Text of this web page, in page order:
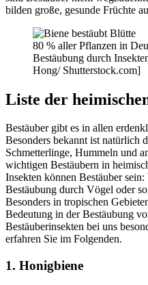
bilden große, gesunde Früchte
80 % aller Pflanzen in
Bestäubung durch
Hong/ Shutterstock.com]
Liste der
Bestäuber gibt es in allen
Besonders bekannt ist natürlich
Schmetterlinge, Hummeln und
wichtigen Bestäubern in
Insekten können Bestäuber sein:
Bestäubung durch Vögel oder
Besonders in tropischen
Bedeutung in der Bestäubung
Bestäuberinsekten bei uns
erfahren Sie im Folgenden.
1. Honigbiene